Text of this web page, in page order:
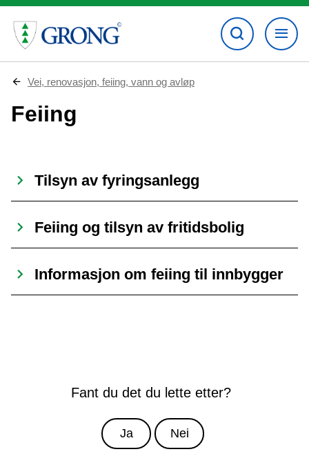
D
e
Vei, renovasjon, feiing, vann og avløp
Feiing
Tilsyn av fyringsanlegg
Feiing og tilsyn av fritidsbolig
Informasjon om feiing til innbygger
Fant du det du lette etter?
Ja Nei